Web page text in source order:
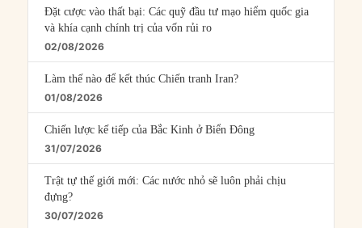
Đặt cược vào thất bại: Các quỹ đầu tư mạo hiểm quốc gia
và khía cạnh chính trị của vốn rủi ro
02/08/2026
Làm thế nào để kết thúc Chiến tranh Iran?
01/08/2026
Chiến lược kế tiếp của Bắc Kinh ở Biển Đông
31/07/2026
Trật tự thế giới mới: Các nước nhỏ sẽ luôn phải chịu
đựng?
30/07/2026